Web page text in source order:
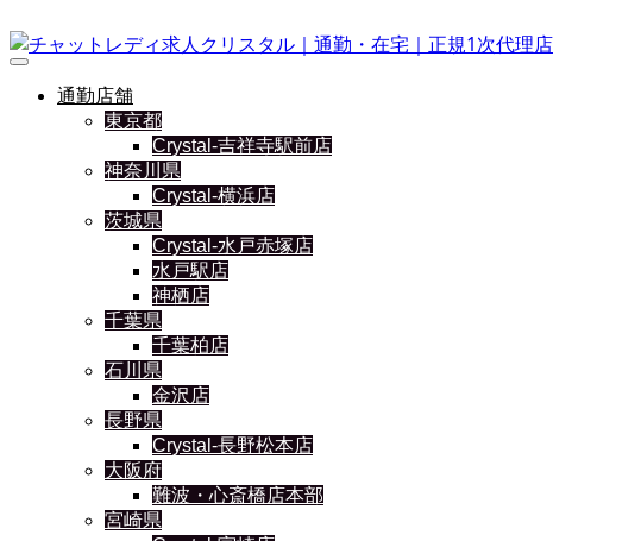
通勤店舗
東京都
Crystal-吉祥寺駅前店
神奈川県
Crystal-横浜店
茨城県
Crystal-水戸赤塚店
水戸駅店
神栖店
千葉県
千葉柏店
石川県
金沢店
長野県
Crystal-長野松本店
大阪府
難波・心斎橋店本部
宮崎県